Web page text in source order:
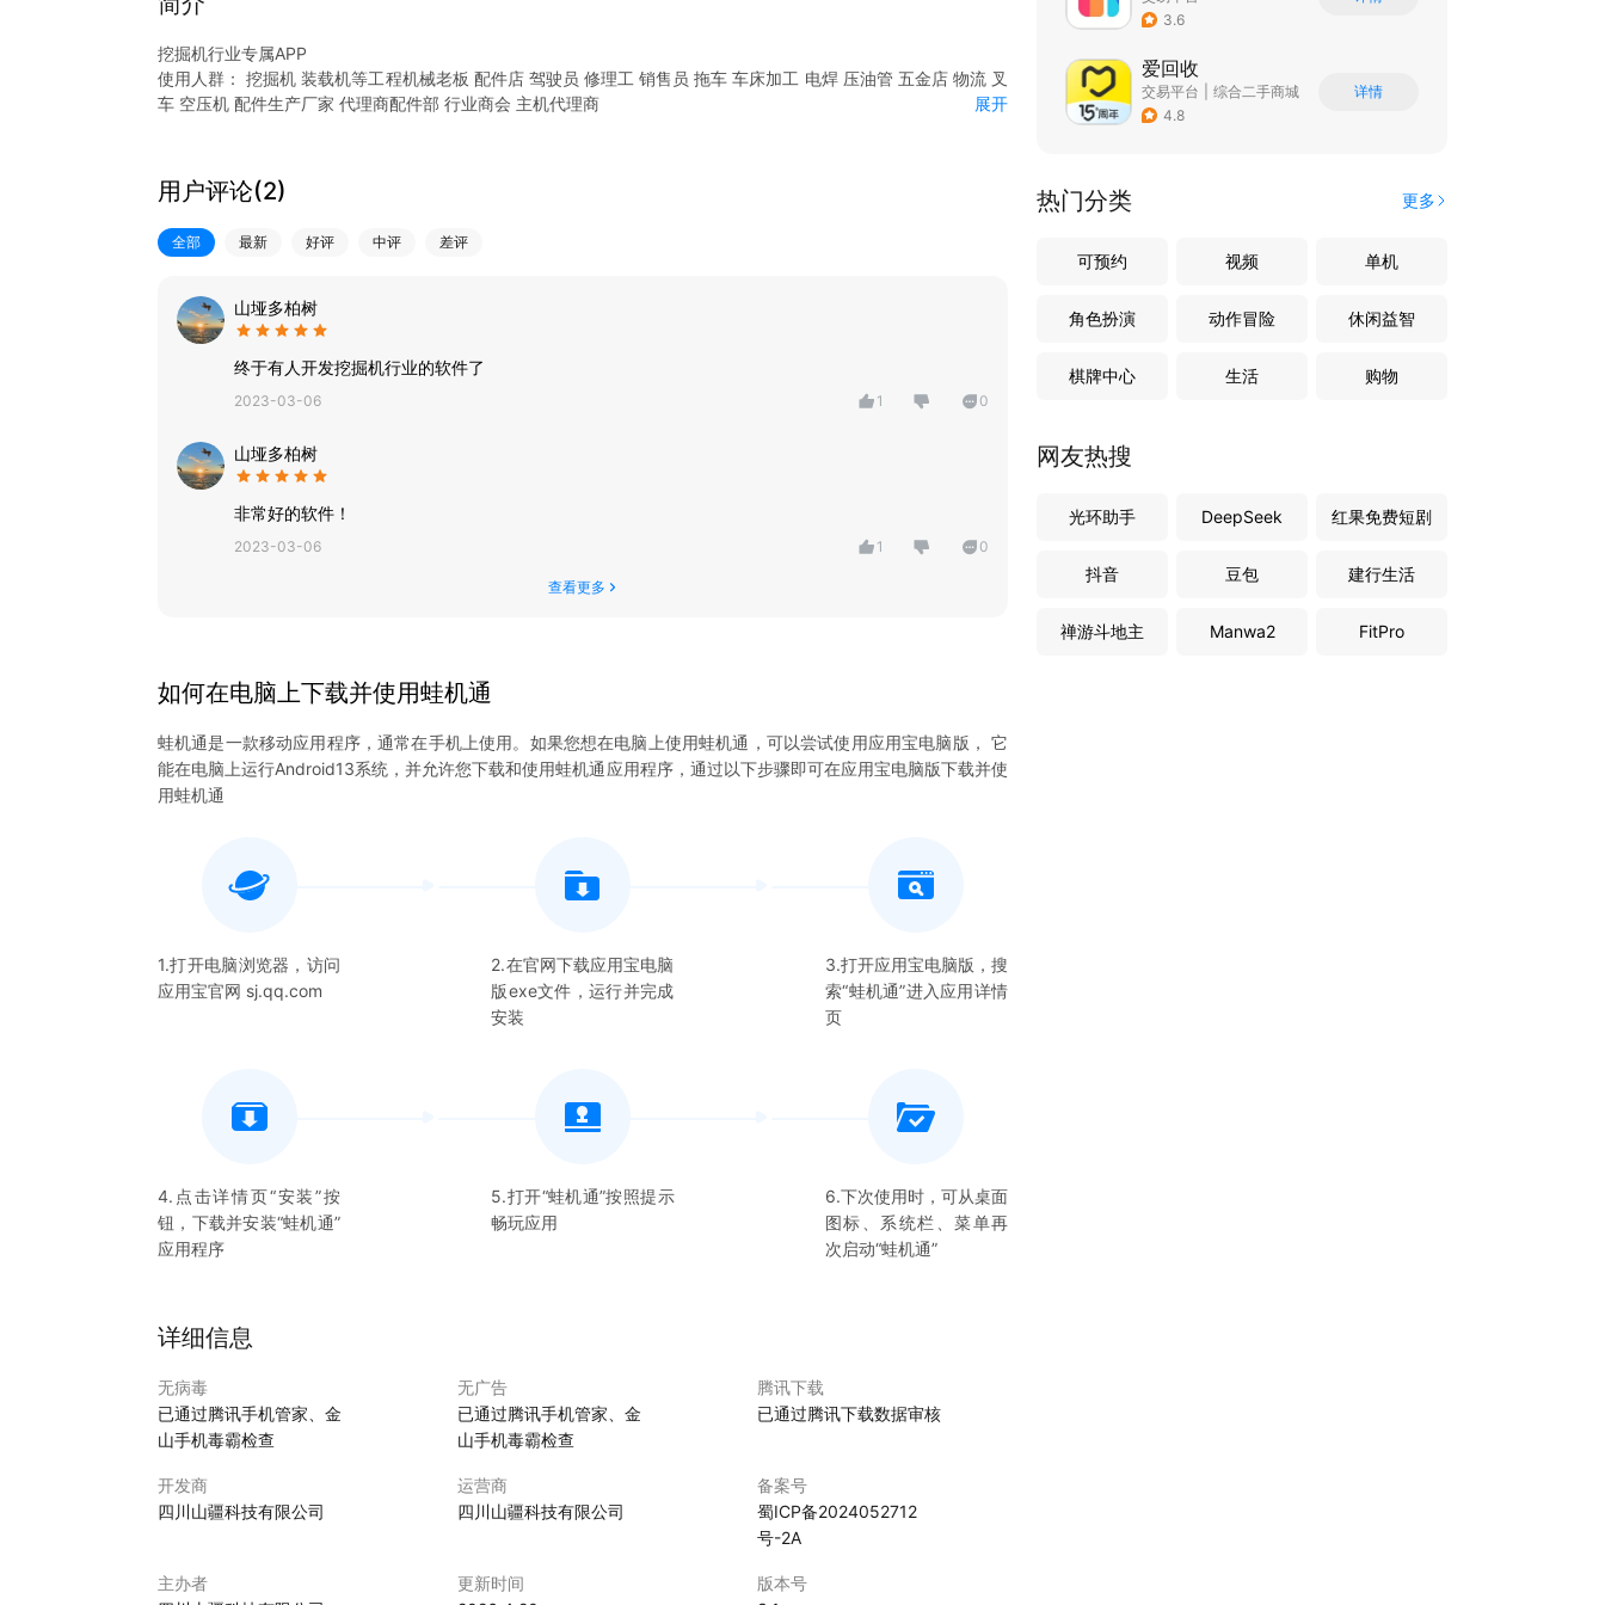
挖掘机行业专属APP
使用人群： 挖掘机 装载机等工程机械老板 配件店 驾驶员 修理工 销售员 拖车 车床加工 电焊 压油管 五金店 物流 叉
车 空压机 配件生产厂家 代理商配件部 行业商会 主机代理商
我们的使命：让一切变的简单高效
展开
用户评论(2)
全部 最新 好评 中评 差评
山垭多柏树
终于有人开发挖掘机行业的软件了
2023-03-06 1 0
山垭多柏树
非常好的软件！
2023-03-06 1 0
查看更多
如何在电脑上下载并使用蛙机通
蛙机通是一款移动应用程序，通常在手机上使用。如果您想在电脑上使用蛙机通 ，可以尝试使用应用宝电脑版， 它
能在电脑上运行Android13系统，并允许您下载和使用蛙机通 应用程序，通过以下步骤即可在应用宝电脑版下载并使
用蛙机通
1.打开电脑浏览器，访问
应用宝官网 sj.qq.com
2.在官网下载应用宝电脑
版exe文件，运行并完成
安装
3.打开应用宝电脑版，搜
索“蛙机通”进入应用详情
页
4.点击详情页“安装”按
钮，下载并安装“蛙机通”
应用程序
5.打开“蛙机通”按照提示
畅玩应用
6.下次使用时，可从桌面
图标、系统栏、菜单再
次启动“蛙机通”
详细信息
无病毒
已通过腾讯手机管家、金
山手机毒霸检查
无广告
已通过腾讯手机管家、金
山手机毒霸检查
腾讯下载
已通过腾讯下载数据审核
开发商
四川山疆科技有限公司
运营商
四川山疆科技有限公司
备案号
蜀ICP备2024052712
号-2A
主办者
更新时间
版本号
3.6
爱回收
交易平台
综合二手商城
4.8
详情
热门分类 更多
可预约 视频 单机
角色扮演 动作冒险 休闲益智
棋牌中心 生活 购物
网友热搜
光环助手 DeepSeek 红果免费短剧
抖音 豆包 建行生活
禅游斗地主 Manwa2 FitPro